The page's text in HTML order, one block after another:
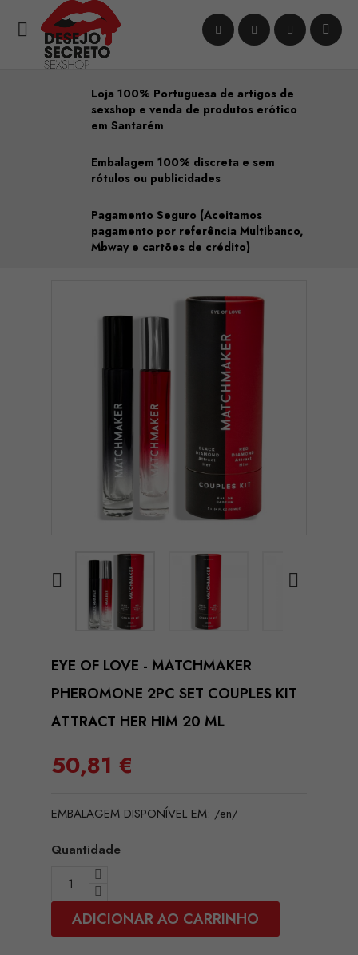

Loja 100% Portuguesa de artigos de
sexshop e venda de produtos erótico
em Santarém
Embalagem 100% discreta e sem
rótulos ou publicidades
Pagamento Seguro (Aceitamos
pagamento por referência Multibanco,
Mbway e cartões de crédito)
 
EYE OF LOVE - MATCHMAKER
PHEROMONE 2PC SET COUPLES KIT
ATTRACT HER HIM 20 ML
50,81 €
EMBALAGEM DISPONÍVEL EM: /en/
Quantidade
ADICIONAR AO CARRINHO